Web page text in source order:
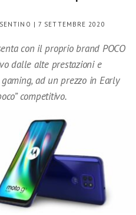
| 7 SETTEMBRE 2020
con il proprio brand POCO
dalle alte prestazioni e
ad un prezzo in Early
competitivo.